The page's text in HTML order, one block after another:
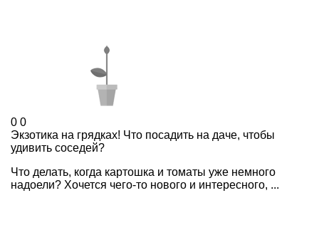
0 0
Экзотика на грядках! Что посадить на даче, чтобы
удивить соседей?
Что делать, когда картошка и томаты уже немного
надоели? Хочется чего-то нового и интересного, ...